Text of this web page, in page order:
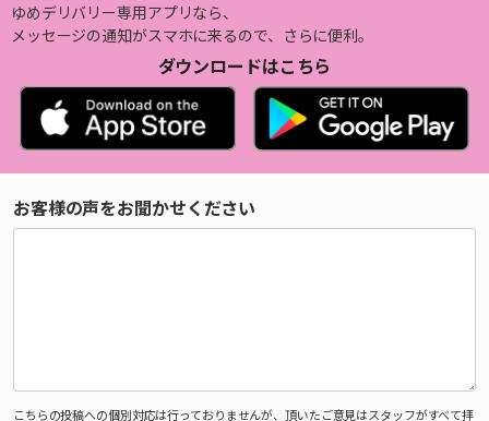
ゆめデリバリー専用アプリなら、
メッセージの通知がスマホに来るので、さらに便利。
ダウンロードはこちら
お客様の声をお聞かせください
こちらの投稿への個別対応は行っておりませんが、頂いたご意見はスタッフがすべて拝